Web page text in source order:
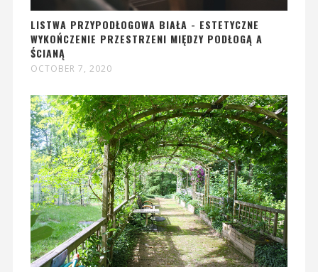
LISTWA PRZYPODŁOGOWA BIAŁA - ESTETYCZNE
WYKOŃCZENIE PRZESTRZENI MIĘDZY PODŁOGĄ A
ŚCIANĄ
OCTOBER 7, 2020